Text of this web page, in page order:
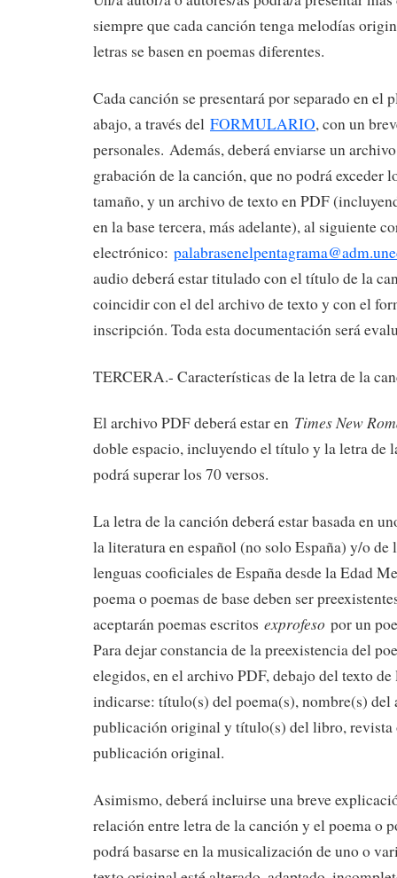
siempre que cada canción tenga melodías
letras se basen en poemas diferentes.
Cada canción se presentará por separado en el
abajo, a través del FORMULARIO, con un
personales. Además, deberá enviarse un
grabación de la canción, que no podrá exceder
tamaño, y un archivo de texto en PDF
en la base tercera, más adelante), al siguiente
electrónico:
audio deberá estar titulado con el título de la
coincidir con el del archivo de texto y con el
inscripción. Toda esta documentación será
TERCERA.- Características de la letra de la
El archivo PDF deberá estar en Times New
doble espacio, incluyendo el título y la letra de
podrá superar los 70 versos.
La letra de la canción deberá estar basada en
la literatura en español (no solo España) y/o de
lenguas cooficiales de España desde la Edad
poema o poemas de base deben ser
aceptarán poemas escritos exprofeso por un
Para dejar constancia de la preexistencia del
elegidos, en el archivo PDF, debajo del texto
indicarse: título(s) del poema(s), nombre(s) del
publicación original y título(s) del libro, revista
publicación original.
Asimismo, deberá incluirse una breve
relación entre letra de la canción y el poema o
podrá basarse en la musicalización de uno o